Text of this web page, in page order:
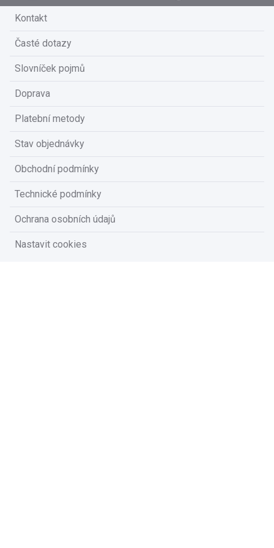
Kontakt
Časté dotazy
Slovníček pojmů
Doprava
Platební metody
Stav objednávky
Obchodní podmínky
Technické podmínky
Ochrana osobních údajů
Nastavit cookies